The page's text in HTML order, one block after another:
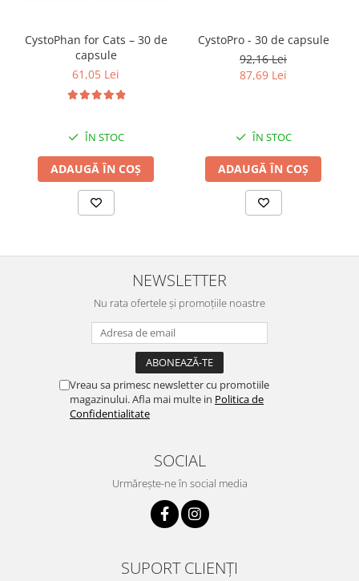
CystoPhan for Cats – 30 de
capsule
61,05 Lei
ÎN STOC
ADAUGĂ ÎN COȘ
CystoPro - 30 de capsule
92,16 Lei
87,69 Lei
ÎN STOC
ADAUGĂ ÎN COȘ
NEWSLETTER
Nu rata ofertele și promoțiile noastre
Vreau sa primesc newsletter cu promotiile
magazinului. Afla mai multe in Politica de
Confidentialitate
SOCIAL
Urmărește-ne în social media
SUPORT CLIENȚI